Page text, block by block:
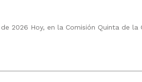
2026 Hoy, en la Comisión Quinta de